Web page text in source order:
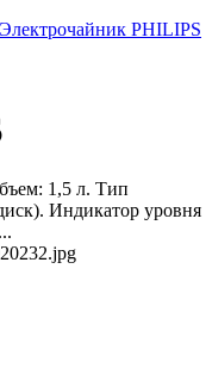
Электрочайник PHILIPS
1,5 л. Тип
Индикатор уровня